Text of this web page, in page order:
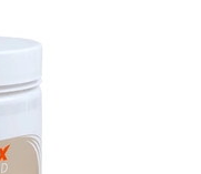
Více než 8600 mg